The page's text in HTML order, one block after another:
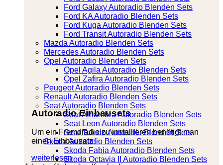
Autoradio Einbausets
Um ein Fremdradio zu installieren benötigt man
einen Einbausatz
weiterlesen
Ford Galaxy Autoradio Blenden Sets
Ford KA Autoradio Blenden Sets
Ford Kuga Autoradio Blenden Sets
Ford Transit Autoradio Blenden Sets
Mazda Autoradio Blenden Sets
Mercedes Autoradio Blenden Sets
Opel Autoradio Blenden Sets
Opel Agila Autoradio Blenden Sets
Opel Zafira Autoradio Blenden Sets
Peugeot Autoradio Blenden Sets
Renault Autoradio Blenden Sets
Seat Autoradio Blenden Sets
Seat Alhambra Autoradio Blenden Sets
Seat Leon Autoradio Blenden Sets
Seat Toledo Autoradio Blenden Sets
Skoda Autoradio Blenden Sets
Skoda Fabia Autoradio Blenden Sets
Skoda Octavia II Autoradio Blenden Sets